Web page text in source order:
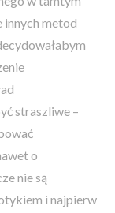
innych metod
straszliwe –
o
nie są
i najpierw